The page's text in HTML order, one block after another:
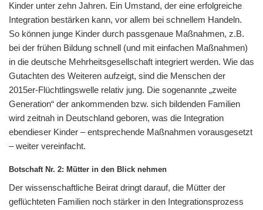
Kinder unter zehn Jahren. Ein Umstand, der eine erfolgreiche
Integration bestärken kann, vor allem bei schnellem Handeln.
So können junge Kinder durch passgenaue Maßnahmen, z.B.
bei der frühen Bildung schnell (und mit einfachen Maßnahmen)
in die deutsche Mehrheitsgesellschaft integriert werden. Wie das
Gutachten des Weiteren aufzeigt, sind die Menschen der
2015er-Flüchtlingswelle relativ jung. Die sogenannte „zweite
Generation“ der ankommenden bzw. sich bildenden Familien
wird zeitnah in Deutschland geboren, was die Integration
ebendieser Kinder – entsprechende Maßnahmen vorausgesetzt
– weiter vereinfacht.
Botschaft Nr. 2: Mütter in den Blick nehmen
Der wissenschaftliche Beirat dringt darauf, die Mütter der
geflüchteten Familien noch stärker in den Integrationsprozess